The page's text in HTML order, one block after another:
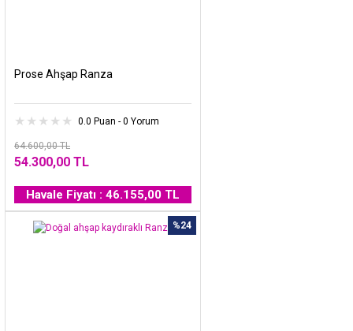
Prose Ahşap Ranza
0.0 Puan - 0 Yorum
64.600,00 TL
54.300,00 TL
Havale Fiyatı : 46.155,00 TL
%24